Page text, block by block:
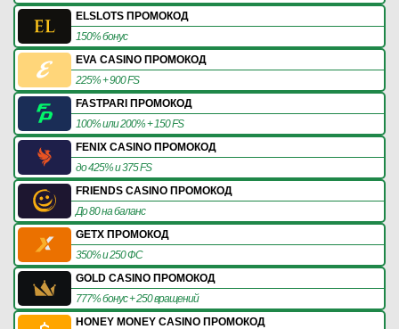
ELSLOTS ПРОМОКОД
150% бонус
EVA CASINO ПРОМОКОД
225% + 900 FS
FASTPARI ПРОМОКОД
100% или 200% + 150 FS
FENIX CASINO ПРОМОКОД
до 425% и 375 FS
FRIENDS CASINO ПРОМОКОД
До 80 на баланс
GETX ПРОМОКОД
350% и 250 ФС
GOLD CASINO ПРОМОКОД
777% бонус + 250 вращений
HONEY MONEY CASINO ПРОМОКОД